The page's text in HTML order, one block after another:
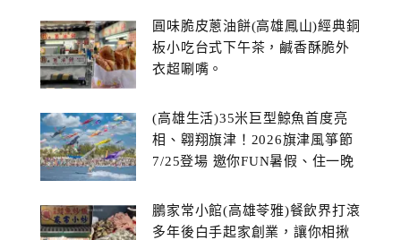
圓味脆皮蔥油餅(高雄鳳山)經典銅
板小吃台式下午茶，鹹香酥脆外
衣超唰嘴。
(高雄生活)35米巨型鯨魚首度亮
相、翱翔旗津！2026旗津風箏節
7/25登場 邀你FUN暑假、住一晚
鵬家常小館(高雄苓雅)餐飲界打滾
多年後白手起家創業，讓你相揪